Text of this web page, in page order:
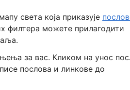
света која приказује
филтера можете прилагодити
за вас. Кликом на унос
послова и линкове до